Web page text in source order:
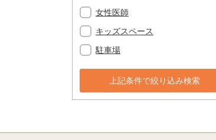
女性医師
キッズスペース
駐車場
上記条件で絞り込み検索